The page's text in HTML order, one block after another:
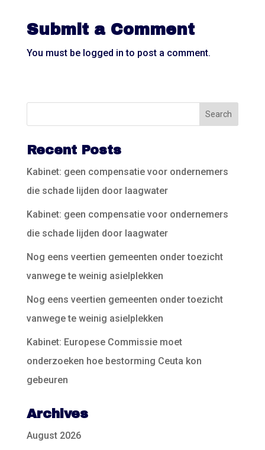
Submit a Comment
You must be logged in to post a comment.
Recent Posts
Kabinet: geen compensatie voor ondernemers
die schade lijden door laagwater
Kabinet: geen compensatie voor ondernemers
die schade lijden door laagwater
Nog eens veertien gemeenten onder toezicht
vanwege te weinig asielplekken
Nog eens veertien gemeenten onder toezicht
vanwege te weinig asielplekken
Kabinet: Europese Commissie moet
onderzoeken hoe bestorming Ceuta kon
gebeuren
Archives
August 2026